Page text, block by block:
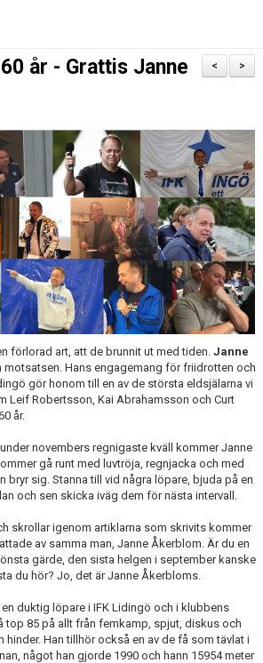
>
<
år - Grattis Janne
förlorad art, att de brunnit ut med tiden. Janne
motsatsen. Hans engagemang för friidrotten och
gör honom till en av de största eldsjälarna vi
Leif Robertsson, Kai Abrahamsson och Curt
år.
novembers regnigaste kväll kommer Janne
gå runt med luvtröja, regnjacka och med
bryr sig. Stanna till vid några löpare, bjuda på en
och sen skicka iväg dem för nästa intervall.
skrollar igenom artiklarna som skrivits kommer
av samma man, Janne Åkerblom. Är du en
gärde, den sista helgen i september kanske
du hör? Jo, det är Janne Åkerbloms.
duktig löpare i IFK Lidingö och i klubbens
top 85 på allt från femkamp, spjut, diskus och
hinder. Han tillhör också en av de få som tävlat i
något han gjorde 1990 och hann 15954 meter